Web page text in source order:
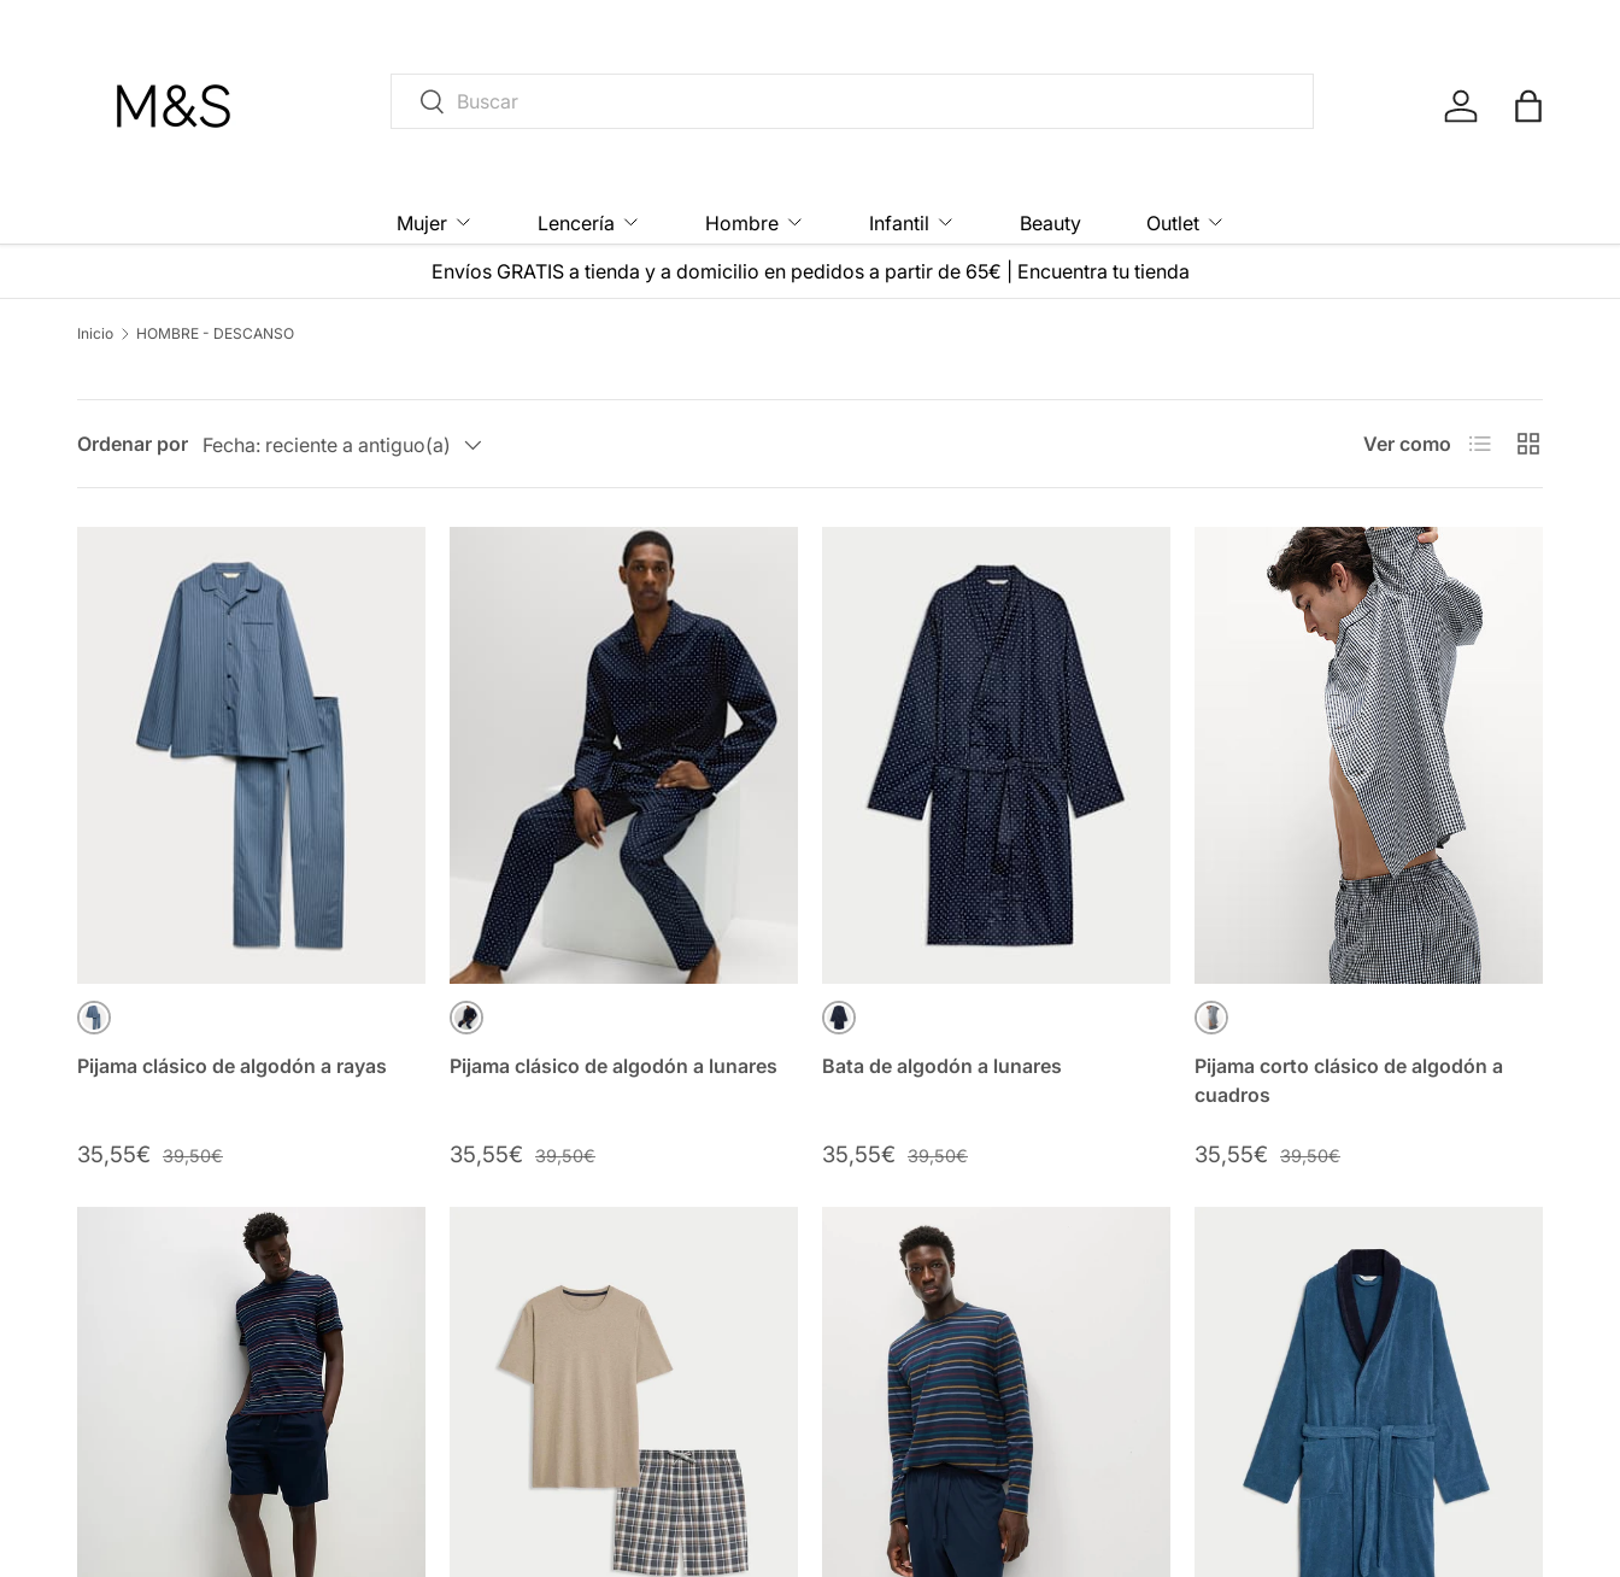
Buscar
Buscar
Iniciar sesión
Bolsa
Mujer Lencería Hombre Infantil Beauty
Outlet
Envíos GRATIS a tienda y a domicilio en pedidos a partir de 65€
Encuentra tu tienda
Inicio HOMBRE - DESCANSO
Ordenar por Fecha: reciente a antiguo(a) Ver como Lista Cuadrícula
AZUL
Pijama clásico de algodón a rayas
35,55€ 39,50€
AZUL MARINO MIX
Pijama clásico de algodón a lunares
35,55€ 39,50€
AZUL MARINO MIX
Bata de algodón a lunares
35,55€ 39,50€
AZUL MARINO MIX
Pijama corto clásico de algodón a
cuadros
35,55€ 39,50€